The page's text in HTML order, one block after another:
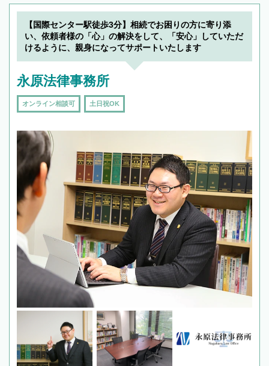
【国際センター駅徒歩3分】相続でお困りの方に寄り添
い、依頼者様の「心」の解決をして、「安心」していただ
けるように、親身になってサポートいたします
永原法律事務所
オンライン相談可 土日祝OK